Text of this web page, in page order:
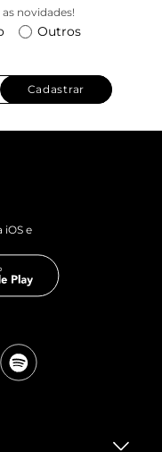
novidades!
Outros
Cadastrar
iOS e